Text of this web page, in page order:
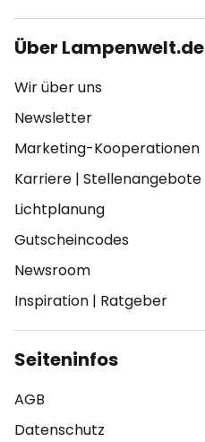
Über Lampenwelt.de
Wir über uns
Newsletter
Marketing-Kooperationen
Karriere | Stellenangebote
Lichtplanung
Gutscheincodes
Newsroom
Inspiration | Ratgeber
Seiteninfos
AGB
Datenschutz